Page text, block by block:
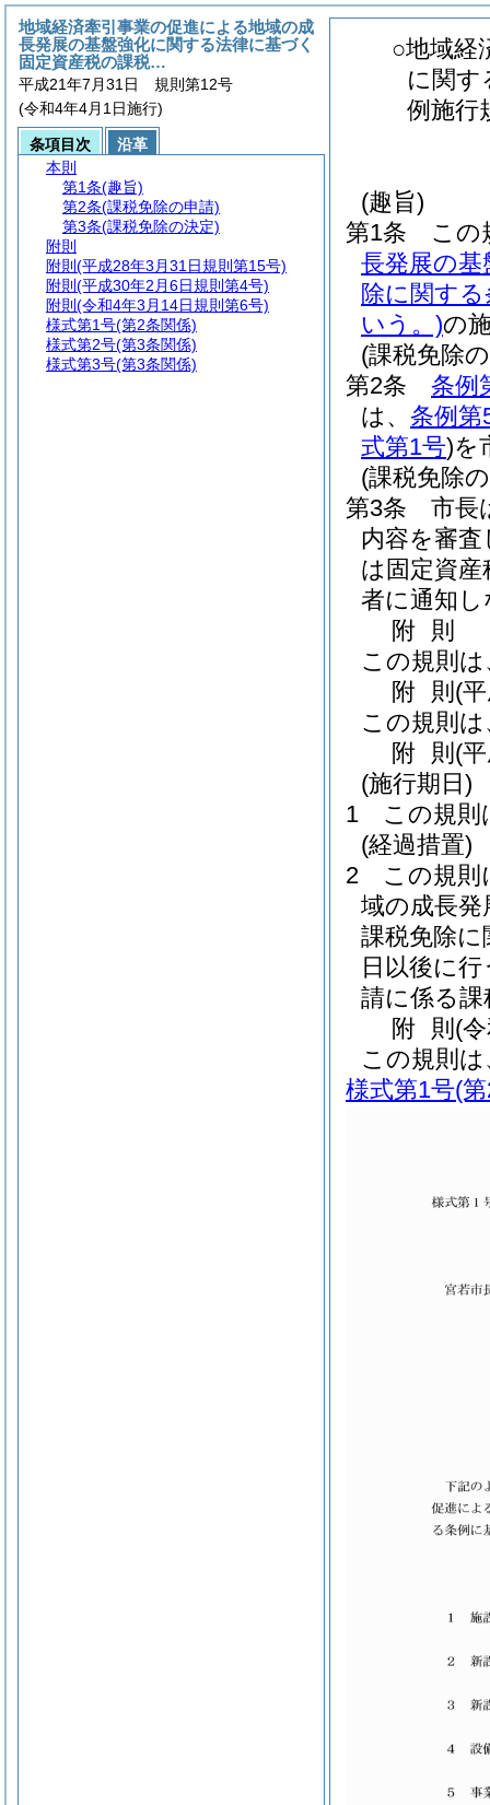
○地域経
に関す
例施行
(趣旨)
第1条
この
長発展の
除に関する
いう。)の
(課税免除
第2条
条例
は、 条例第
式第1号)を
(課税免除
第3条
市長
内容を審査
は固定資産
者に通知
附 則
この規則
附 則 (
この規則
附 則 (
(施行期日)
1
この規則
(経過措置)
2
この規則
域の成長
課税免除
日以後に
請に係る
附 則 (
この規則
様式第1号(
地域経済牽引事業の促進による地域の成
長発展の基盤強化に関する法律に基づく
固定資産税の課税…
平成21年7月31日 規則第12号
(令和4年4月1日施行)
条項目次
沿革
本則
第1条(趣旨)
第2条(課税免除の申請)
第3条(課税免除の決定)
附則
附則 (平成28年3月31日規則第15号)
附則 (平成30年2月6日規則第4号)
附則 (令和4年3月14日規則第6号)
様式第1号(第2条関係)
様式第2号(第3条関係)
様式第3号(第3条関係)